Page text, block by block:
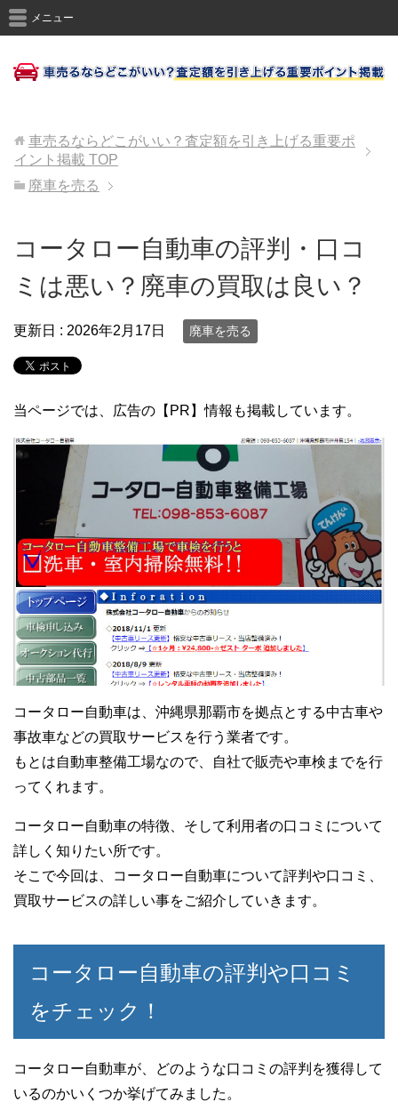
メニュー
車売るならどこがいい？査定額を引き上げる重要ポ
イント掲載 TOP
廃車を売る
コータロー自動車の評判・口コ
ミは悪い？廃車の買取は良い？
更新日 : 2026年2月17日 廃車を売る
当ページでは、広告の【PR】情報も掲載しています。
コータロー自動車は、沖縄県那覇市を拠点とする中古車や
事故車などの買取サービスを行う業者です。
もとは自動車整備工場なので、自社で販売や車検までを行
ってくれます。
コータロー自動車の特徴、そして利用者の口コミについて
詳しく知りたい所です。
そこで今回は、コータロー自動車について評判や口コミ、
買取サービスの詳しい事をご紹介していきます。
コータロー自動車の評判や口コミ
をチェック！
コータロー自動車が、どのような口コミの評判を獲得して
いるのかいくつか挙げてみました。